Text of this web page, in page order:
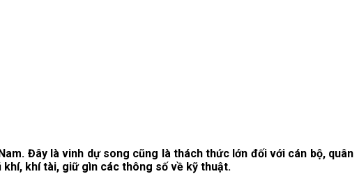
Đây là vinh dự song cũng là thách thức lớn đối với cán bộ, quân
khí, khí tài, giữ gìn các thông số về kỹ thuật.